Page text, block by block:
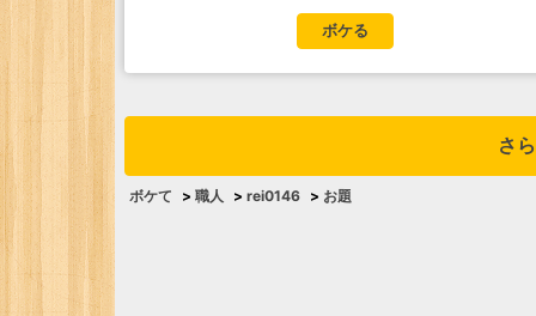
ボケる
さ
ボケて > 職人 > rei0146 > お題